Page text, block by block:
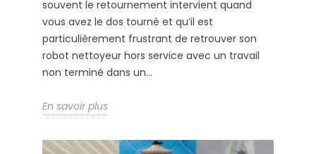
souvent le retournement intervient quand
vous avez le dos tourné et qu’il est
particulièrement frustrant de retrouver son
robot nettoyeur hors service avec un travail
non terminé dans un...
En savoir plus